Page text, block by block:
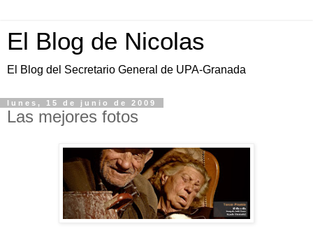
El Blog de Nicolas
El Blog del Secretario General de UPA-Granada
lunes, 15 de junio de 2009
Las mejores fotos